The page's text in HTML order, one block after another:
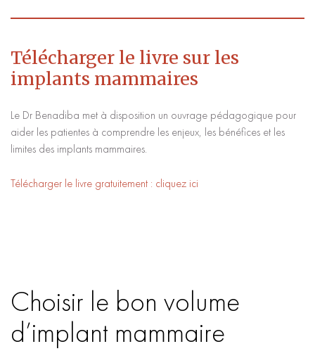
Télécharger le livre sur les
implants mammaires
Le Dr Benadiba met à disposition un ouvrage pédagogique pour
aider les patientes à comprendre les enjeux, les bénéfices et les
limites des implants mammaires.
Télécharger le livre gratuitement : cliquez ici
Choisir le bon volume
d’implant mammaire